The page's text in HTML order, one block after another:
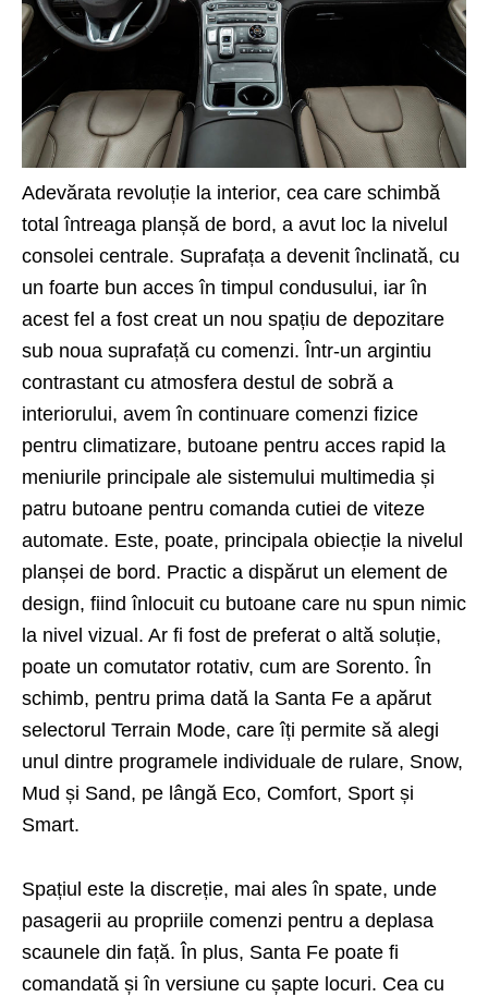
Adevărata revoluție la interior, cea care schimbă
total întreaga planșă de bord, a avut loc la nivelul
consolei centrale. Suprafața a devenit înclinată, cu
un foarte bun acces în timpul condusului, iar în
acest fel a fost creat un nou spațiu de depozitare
sub noua suprafață cu comenzi. Într-un argintiu
contrastant cu atmosfera destul de sobră a
interiorului, avem în continuare comenzi fizice
pentru climatizare, butoane pentru acces rapid la
meniurile principale ale sistemului multimedia și
patru butoane pentru comanda cutiei de viteze
automate. Este, poate, principala obiecție la nivelul
planșei de bord. Practic a dispărut un element de
design, fiind înlocuit cu butoane care nu spun nimic
la nivel vizual. Ar fi fost de preferat o altă soluție,
poate un comutator rotativ, cum are Sorento. În
schimb, pentru prima dată la Santa Fe a apărut
selectorul Terrain Mode, care îți permite să alegi
unul dintre programele individuale de rulare, Snow,
Mud și Sand, pe lângă Eco, Comfort, Sport și
Smart.
Spațiul este la discreție, mai ales în spate, unde
pasagerii au propriile comenzi pentru a deplasa
scaunele din față. În plus, Santa Fe poate fi
comandată și în versiune cu șapte locuri. Cea cu